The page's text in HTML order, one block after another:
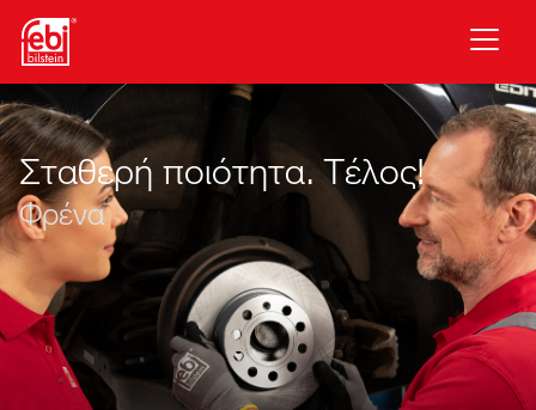
Μετάβαση στο κύριο περιεχόμενο
Σταθερή ποιότητα. Τέλος!
Φρένα